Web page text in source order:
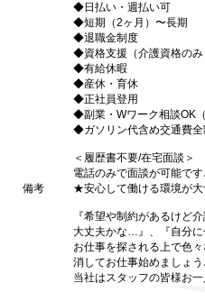
◆日払い・週払い可
◆短期（2ヶ月）〜長期
◆退職金制度
◆資格支援（介護資格のみ
◆有給休暇
◆産休・育休
◆正社員登用
◆副業・Wワーク相談OK
◆ガソリン代含め交通費全
＜履歴書不要/在宅面談＞
電話のみで面談が可能です
備考
★安心して働ける環境が
『希望や制約があるけど
大丈夫かな…』、『自分に
お仕事を探される上で色
消してお仕事始めましょう
当社はスタッフの皆様お